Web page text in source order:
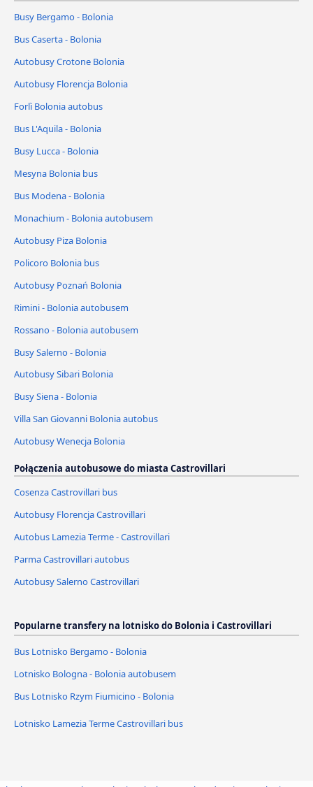
Busy Bergamo - Bolonia
Bus Caserta - Bolonia
Autobusy Crotone Bolonia
Autobusy Florencja Bolonia
Forlì Bolonia autobus
Bus L'Aquila - Bolonia
Busy Lucca - Bolonia
Mesyna Bolonia bus
Bus Modena - Bolonia
Monachium - Bolonia autobusem
Autobusy Piza Bolonia
Policoro Bolonia bus
Autobusy Poznań Bolonia
Rimini - Bolonia autobusem
Rossano - Bolonia autobusem
Busy Salerno - Bolonia
Autobusy Sibari Bolonia
Busy Siena - Bolonia
Villa San Giovanni Bolonia autobus
Autobusy Wenecja Bolonia
Połączenia autobusowe do miasta Castrovillari
Cosenza Castrovillari bus
Autobusy Florencja Castrovillari
Autobus Lamezia Terme - Castrovillari
Parma Castrovillari autobus
Autobusy Salerno Castrovillari
Popularne transfery na lotnisko do Bolonia i Castrovillari
Bus Lotnisko Bergamo - Bolonia
Lotnisko Bologna - Bolonia autobusem
Bus Lotnisko Rzym Fiumicino - Bolonia
Lotnisko Lamezia Terme Castrovillari bus